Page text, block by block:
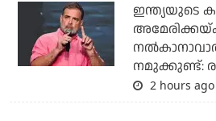
ഇന്ത്യയുടെ
നമുക്കുണ്ട്:
2 hours ago